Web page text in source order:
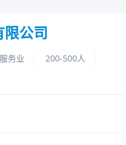
公司
务业
200-500人